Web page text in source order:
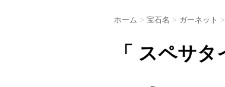
ホーム > 宝石名 > ガーネット >
「 スペサ